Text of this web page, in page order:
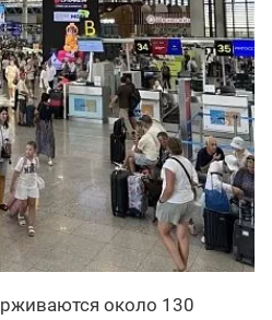
около 130